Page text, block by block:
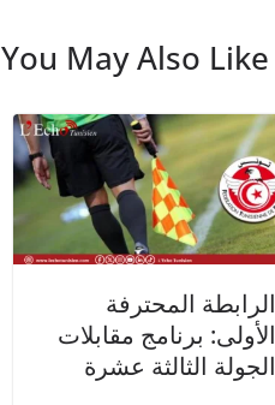
You May Also Like
الرابطة المحترفة
الأولى: برنامج مقابلات
الجولة الثالثة عشرة